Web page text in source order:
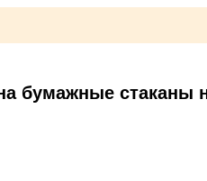
бумажные стаканы